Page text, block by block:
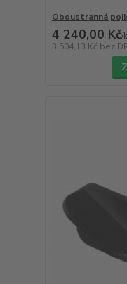
Oboustranná
4 240,00 Kč/
3 504,13 Kč bez